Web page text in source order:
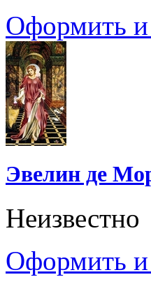
Оформить и
Эвелин де
Неизвестно
Оформить и